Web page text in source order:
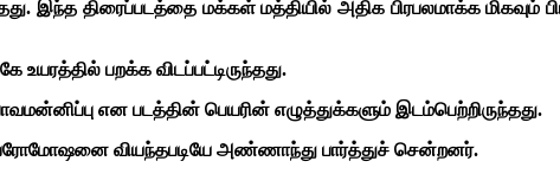
இந்த திரைப்படத்தை மக்கள் மத்தியில் அதிக பிரபலமாக்க
உயரத்தில் பறக்க விடப்பட்டிருந்தது.
என படத்தின் பெயரின் எழுத்துக்களும் இடம்பெற்றிருந்தது.
வியந்தபடியே அண்ணாந்து பார்த்துச் சென்றனர்.